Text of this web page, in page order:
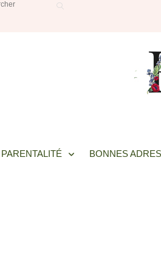
PARENTALITÉ BONNES